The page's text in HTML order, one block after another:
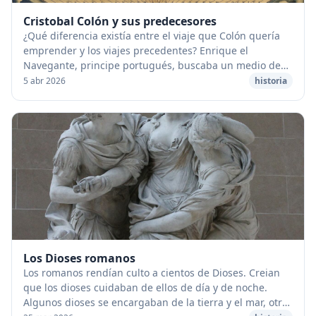
Cristobal Colón y sus predecesores
¿Qué diferencia existía entre el viaje que Colón quería
emprender y los viajes precedentes? Enrique el
Navegante, principe portugués, buscaba un medio de
llegar a Oriente en busca de ciertos productos...
5 abr 2026 historia
Los Dioses romanos
Los romanos rendían culto a cientos de Dioses. Creian
que los dioses cuidaban de ellos de día y de noche.
Algunos dioses se encargaban de la tierra y el mar, otros